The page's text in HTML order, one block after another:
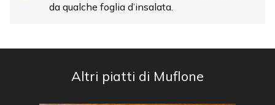
da qualche foglia d’insalata.
Altri piatti di Muflone